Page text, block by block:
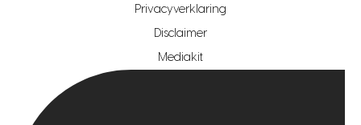
hypotheekshop regio rotterdam
Privacyverklaring
Disclaimer
Mediakit